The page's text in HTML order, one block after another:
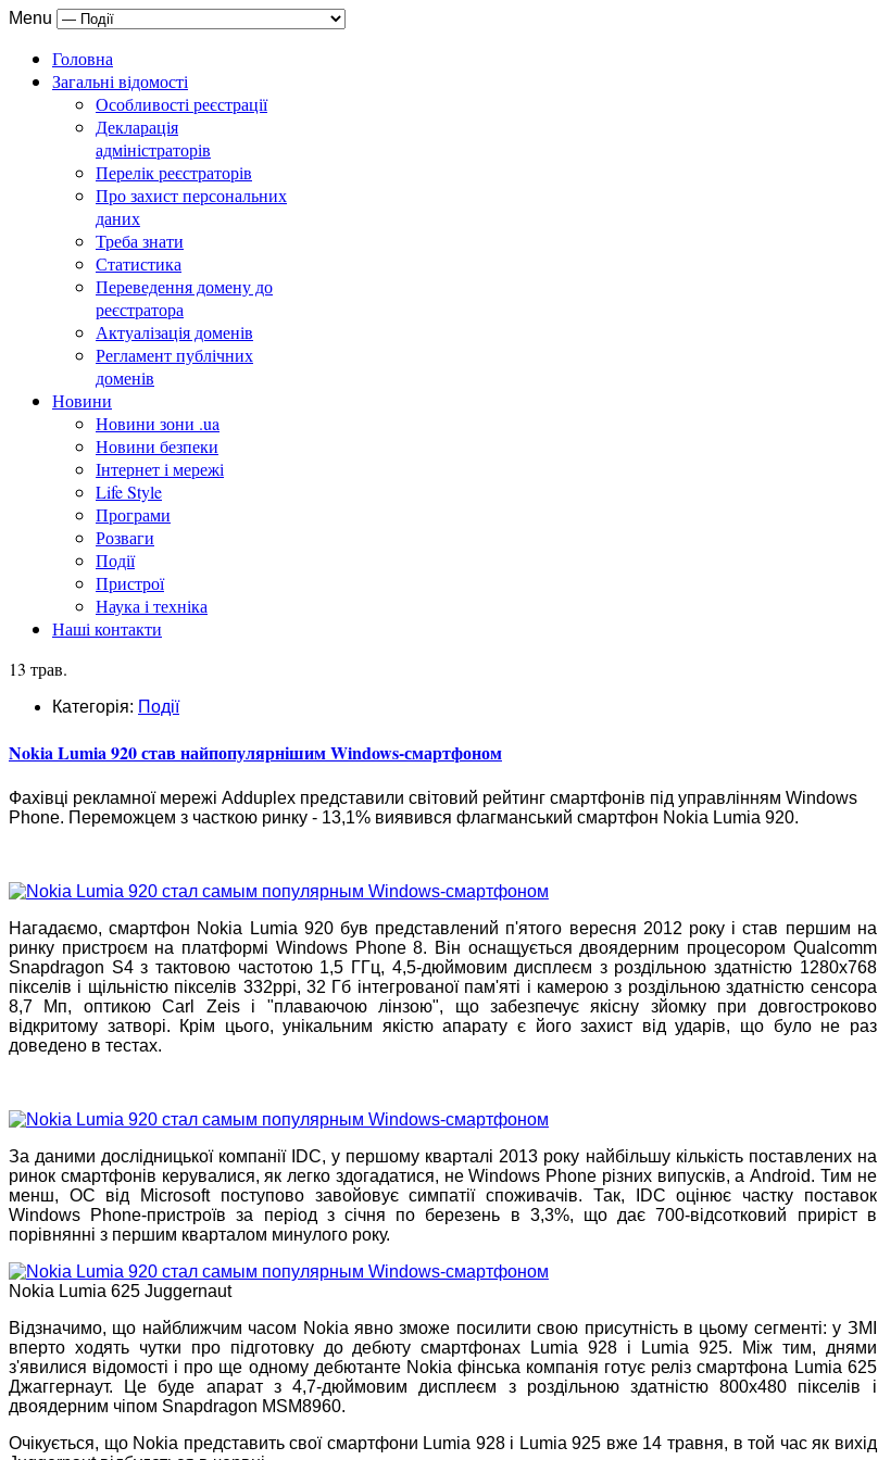
Menu
Головна
Загальні відомості
Особливості реєстрації
Декларація
адміністраторів
Перелік реєстраторів
Про захист персональних
даних
Треба знати
Статистика
Переведення домену до
реєстратора
Актуалізація доменів
Регламент публічних
доменів
Новини
Новини зони .ua
Новини безпеки
Інтернет і мережі
Life Style
Програми
Розваги
Події
Пристрої
Наука і техніка
Наші контакти
13 трав.
Категорія: Події
Nokia Lumia 920 став найпопулярнішим Windows-смартфоном
Фахівці рекламної мережі Adduplex представили світовий рейтинг смартфонів під управлінням Windows
Phone. Переможцем з часткою ринку - 13,1% виявився флагманський смартфон Nokia Lumia 920.
Нагадаємо, смартфон Nokia Lumia 920 був представлений п'ятого вересня 2012 року і став першим на
ринку пристроєм на платформі Windows Phone 8. Він оснащується двоядерним процесором Qualcomm
Snapdragon S4 з тактовою частотою 1,5 ГГц, 4,5-дюймовим дисплеєм з роздільною здатністю 1280х768
пікселів і щільністю пікселів 332ppi, 32 Гб інтегрованої пам'яті і камерою з роздільною здатністю сенсора
8,7 Мп, оптикою Carl Zeis і "плаваючою лінзою", що забезпечує якісну зйомку при довгостроково
відкритому затворі. Крім цього, унікальним якістю апарату є його захист від ударів, що було не раз
доведено в тестах.
За даними дослідницької компанії IDC, у першому кварталі 2013 року найбільшу кількість поставлених на
ринок смартфонів керувалися, як легко здогадатися, не Windows Phone різних випусків, а Android. Тим не
менш, ОС від Microsoft поступово завойовує симпатії споживачів. Так, IDC оцінює частку поставок
Windows Phone-пристроїв за період з січня по березень в 3,3%, що дає 700-відсотковий приріст в
порівнянні з першим кварталом минулого року.
Nokia Lumia 625 Juggernaut
Відзначимо, що найближчим часом Nokia явно зможе посилити свою присутність в цьому сегменті: у ЗМІ
вперто ходять чутки про підготовку до дебюту смартфонах Lumia 928 і Lumia 925. Між тим, днями
з'явилися відомості і про ще одному дебютанте Nokia фінська компанія готує реліз смартфона Lumia 625
Джаггернаут. Це буде апарат з 4,7-дюймовим дисплеєм з роздільною здатністю 800x480 пікселів і
двоядерним чіпом Snapdragon MSM8960.
Очікується, що Nokia представить свої смартфони Lumia 928 і Lumia 925 вже 14 травня, в той час як вихід